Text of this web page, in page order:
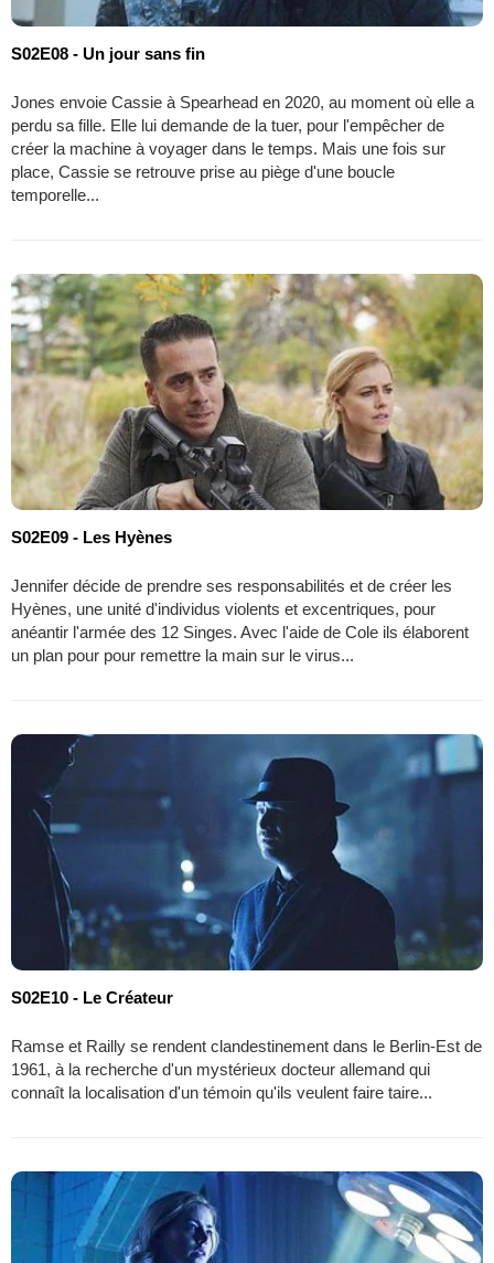
S02E08 - Un jour sans fin
Jones envoie Cassie à Spearhead en 2020, au moment où elle a
perdu sa fille. Elle lui demande de la tuer, pour l'empêcher de
créer la machine à voyager dans le temps. Mais une fois sur
place, Cassie se retrouve prise au piège d'une boucle
temporelle...
S02E09 - Les Hyènes
Jennifer décide de prendre ses responsabilités et de créer les
Hyènes, une unité d'individus violents et excentriques, pour
anéantir l'armée des 12 Singes. Avec l'aide de Cole ils élaborent
un plan pour pour remettre la main sur le virus...
S02E10 - Le Créateur
Ramse et Railly se rendent clandestinement dans le Berlin-Est de
1961, à la recherche d'un mystérieux docteur allemand qui
connaît la localisation d'un témoin qu'ils veulent faire taire...